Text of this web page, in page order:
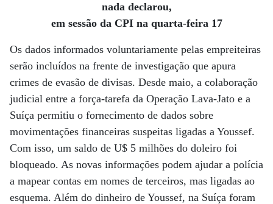
nada declarou,
em sessão da CPI na quarta-feira 17
Os dados informados voluntariamente pelas empreiteiras
serão incluídos na frente de investigação que apura
crimes de evasão de divisas. Desde maio, a colaboração
judicial entre a força-tarefa da Operação Lava-Jato e a
Suíça permitiu o fornecimento de dados sobre
movimentações financeiras suspeitas ligadas a Youssef.
Com isso, um saldo de U$ 5 milhões do doleiro foi
bloqueado. As novas informações podem ajudar a polícia
a mapear contas em nomes de terceiros, mas ligadas ao
esquema. Além do dinheiro de Youssef, na Suíça foram